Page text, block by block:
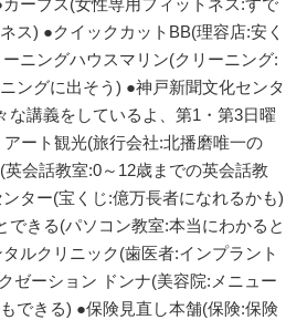
ーブス(女性専用フィットネス:すで
ス) ●クイックカットBB(理容店:安く
ニングハウスマリン(クリーニング:
ングに出そう) ●神戸新聞文化センタ
な講義をしているよ、第1・第3日曜
ート観光(旅行会社:北播磨唯一の
会話教室:0～12歳までの英会話教
ター(宝くじ:億万長者になれるかも)
できる(パソコン教室:本当にわかると
ルクリニック(歯医者:インプラント
ゼーション ドンナ(美容院:メニュー
できる) ●保険見直し本舗(保険:保険